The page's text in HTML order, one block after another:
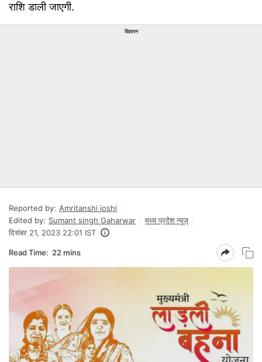
राशि डाली जाएगी.
विज्ञापन
Reported by: Amritanshi joshi
Edited by: Sumant singh Gaharwar
मध्य प्रदेश न्यूज़
दिसंबर 21, 2023 22:01 IST
Read Time: 22 mins